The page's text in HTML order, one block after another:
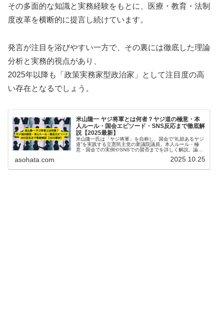
その多面的な知識と実務経験をもとに、医療・教育・法制
度改革を横断的に提言し続けています。
発言が注目を浴びやすい一方で、その裏には徹底した理論
分析と実務的視点があり、
2025年以降も「政策実務家型政治家」として注目度の高
い存在となるでしょう。
米山隆一 ヤジ将軍とは何者？ヤジ道の極意・本
人ルール・国会エピソード・SNS反応まで徹底解
説【2025最新】
米山隆一氏は「ヤジ将軍」を自称し、国会で“礼節あるヤジ
道”を実践する立憲民主党の衆議院議員。本人ルール・極
意・国会での実例やSNSでの賛否までを詳しく解説。論理
asohata.com 2025.10.25